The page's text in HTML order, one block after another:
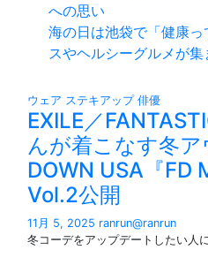
への思い
海の日は池袋で「健康
スやヘルシーグルメが
ウェア ステキアップ 俳優
EXILE／
んが着こなす冬ア
DOWN USA『FD
Vol.2公開
11月 5, 2025 ranrun@ranrun
冬コーデをアップデートしたい人